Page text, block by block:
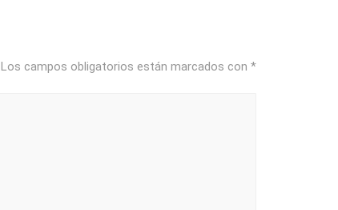
Los campos obligatorios están marcados con *